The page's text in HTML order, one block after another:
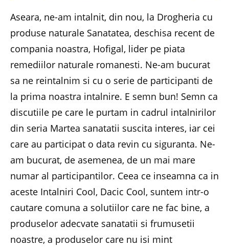
Aseara, ne-am intalnit, din nou, la Drogheria cu
produse naturale Sanatatea, deschisa recent de
compania noastra, Hofigal, lider pe piata
remediilor naturale romanesti. Ne-am bucurat
sa ne reintalnim si cu o serie de participanti de
la prima noastra intalnire. E semn bun! Semn ca
discutiile pe care le purtam in cadrul intalnirilor
din seria Martea sanatatii suscita interes, iar cei
care au participat o data revin cu siguranta. Ne-
am bucurat, de asemenea, de un mai mare
numar al participantilor. Ceea ce inseamna ca in
aceste Intalniri Cool, Dacic Cool, suntem intr-o
cautare comuna a solutiilor care ne fac bine, a
produselor adecvate sanatatii si frumusetii
noastre, a produselor care nu isi mint